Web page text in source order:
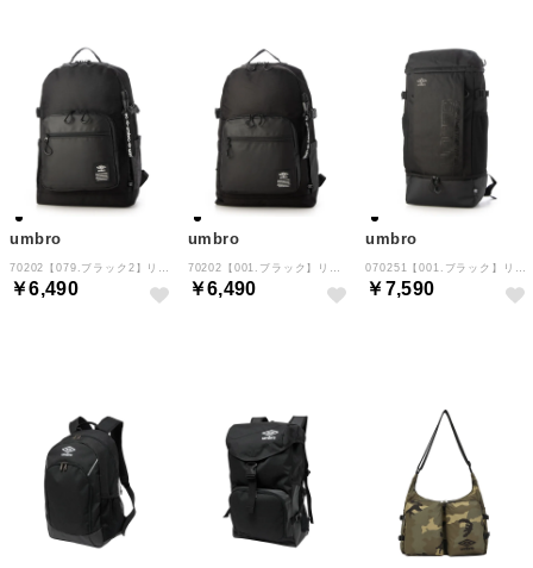
umbro
￥6,490
umbro
￥6,490
umbro
￥7,590